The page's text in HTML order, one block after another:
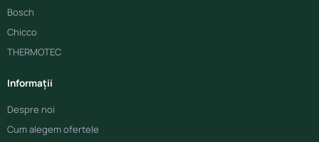
Bosch
Chicco
THERMOTEC
Informații
Despre noi
Cum alegem ofertele